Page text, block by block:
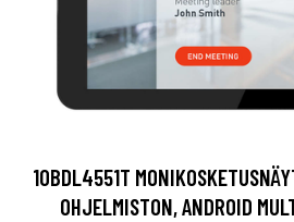
10BDL4551T
OHJELMISTON, ANDROID